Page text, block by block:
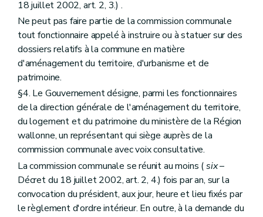
Art. 190
Art. 191
Titre II De la protection, de la prévention, de la restauration
Chapitre premier Des mesures de protection
Section première
De l'inventaire
Art. 192
Section 2
Art. 193
Art. 194
Art. 195
Section 3 Du classement
Art. 196
Art. 197
Art. 199
Art. 200
Art. 201
Art. 202
Art. 203
18 juillet 2002, art. 2, 3.) .
Ne peut pas faire partie de la commission communale
tout fonctionnaire appelé à instruire ou à statuer sur des
dossiers relatifs à la commune en matière
d'aménagement du territoire, d'urbanisme et de
patrimoine.
§4. Le Gouvernement désigne, parmi les fonctionnaires
de la direction générale de l'aménagement du territoire,
du logement et du patrimoine du ministère de la Région
wallonne, un représentant qui siège auprès de la
commission communale avec voix consultative.
La commission communale se réunit au moins (six–
Décret du 18 juillet 2002, art. 2, 4.) fois par an, sur la
convocation du président, aux jour, heure et lieu fixés par
le règlement d'ordre intérieur. En outre, à la demande du